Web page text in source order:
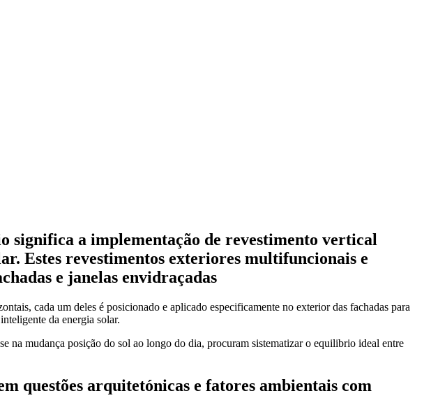
significa a implementação de revestimento vertical
Estes revestimentos exteriores multifuncionais e
e janelas envidraçadas
cada um deles é posicionado e aplicado especificamente no exterior das fachadas para
da energia solar.
na mudança posição do sol ao longo do dia, procuram sistematizar o equilibrio ideal entre
questões arquitetónicas e fatores ambientais com